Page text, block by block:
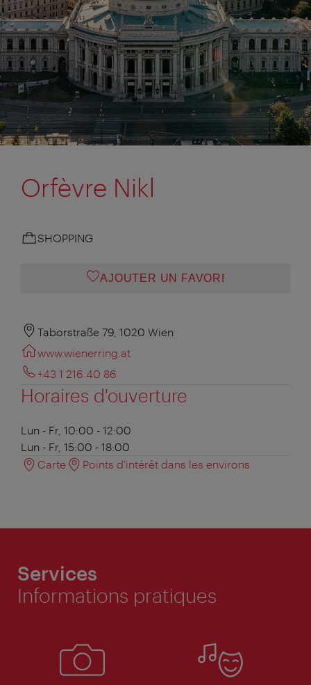
Orfèvre Nikl
SHOPPING
AJOUTER UN FAVORI
Taborstraße 79, 1020 Wien
www.wienerring.at
+43 1 216 40 86
Horaires d'ouverture
Lun - Fr, 10:00 - 12:00
Lun - Fr, 15:00 - 18:00
Carte
Points d'intérêt dans les environs
Services
Informations pratiques